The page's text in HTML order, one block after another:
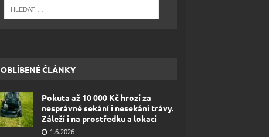
OBLÍBENÉ ČLÁNKY
Pokuta až 10 000 Kč hrozí za
nesprávné sekání i nesekání trávy.
Záleží i na prostředku a lokaci
1.6.2026